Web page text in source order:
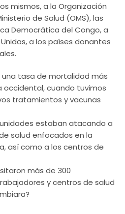
mismos, a la Organización
de Salud (OMS), las
Democrática del Congo, a
a los países donantes
una tasa de mortalidad más
occidental, cuando tuvimos
tratamientos y vacunas
estaban atacando a
salud enfocados en la
así como a los centros de
más de 300
y centros de salud